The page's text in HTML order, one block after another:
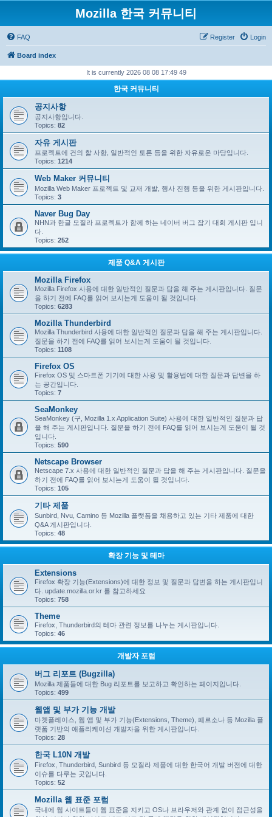
Mozilla 한국 커뮤니티
FAQ Login
Register
Board index
It is currently 2026 08 08 17:49 49
한국 커뮤니티
공지사항
공지사항입니다.
Topics: 82
자유 게시판
프로젝트에 건의 할 사항, 일반적인 토론 등을 위한 자유로운 마당입니다.
Topics: 1214
Web Maker 커뮤니티
Mozilla Web Maker 프로젝트 및 교재 개발, 행사 진행 등을 위한 게시판입니다.
Topics: 3
Naver Bug Day
NHN과 한글 모질라 프로젝트가 함께 하는 네이버 버그 잡기 대회 게시판 입니
다.
Topics: 252
제품 Q&A 게시판
Mozilla Firefox
Mozilla Firefox 사용에 대한 일반적인 질문과 답을 해 주는 게시판입니다. 질문
을 하기 전에 FAQ를 읽어 보시는게 도움이 될 것입니다.
Topics: 6283
Mozilla Thunderbird
Mozilla Thunderbird 사용에 대한 일반적인 질문과 답을 해 주는 게시판입니다.
질문을 하기 전에 FAQ를 읽어 보시는게 도움이 될 것입니다.
Topics: 1108
Firefox OS
Firefox OS 및 스마트폰 기기에 대한 사용 및 활용법에 대한 질문과 답변을 하
는 공간입니다.
Topics: 7
SeaMonkey
SeaMonkey (구, Mozilla 1.x Application Suite) 사용에 대한 일반적인 질문과 답
을 해 주는 게시판입니다. 질문을 하기 전에 FAQ를 읽어 보시는게 도움이 될 것
입니다.
Topics: 590
Netscape Browser
Netscape 7.x 사용에 대한 일반적인 질문과 답을 해 주는 게시판입니다. 질문을
하기 전에 FAQ를 읽어 보시는게 도움이 될 것입니다.
Topics: 105
기타 제품
Sunbird, Nvu, Camino 등 Mozilla 플랫폼을 채용하고 있는 기타 제품에 대한
Q&A 게시판입니다.
Topics: 48
확장 기능 및 테마
Extensions
Firefox 확장 기능(Extensions)에 대한 정보 및 질문과 답변을 하는 게시판입니
다. update.mozilla.or.kr 를 참고하세요
Topics: 758
Theme
Firefox, Thunderbird의 테마 관련 정보를 나누는 게시판입니다.
Topics: 46
개발자 포럼
버그 리포트 (Bugzilla)
Mozilla 제품들에 대한 Bug 리포트를 보고하고 확인하는 페이지입니다.
Topics: 499
웹앱 및 부가 기능 개발
마켓플레이스, 웹 앱 및 부가 기능(Extensions, Theme), 페르소나 등 Mozilla 플
랫폼 기반의 애플리케이션 개발자을 위한 게시판입니다.
Topics: 28
한국 L10N 개발
Firefox, Thunderbird, Sunbird 등 모질라 제품에 대한 한국어 개발 버전에 대한
이슈를 다루는 곳입니다.
Topics: 52
Mozilla 웹 표준 포럼
국내에 웹 사이트들이 웹 표준을 지키고 OS나 브라우저와 관계 없이 접근성을